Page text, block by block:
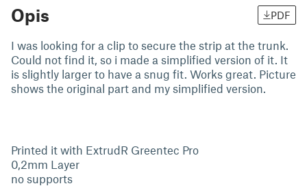
Opis PDF
I was looking for a clip to secure the strip at the trunk.
Could not find it, so i made a simplified version of it. It
is slightly larger to have a snug fit. Works great. Picture
shows the original part and my simplified version.
Printed it with ExtrudR Greentec Pro
0,2mm Layer
no supports